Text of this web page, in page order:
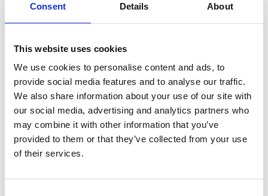
Consent Details About
This website uses cookies
We use cookies to personalise content and ads, to
provide social media features and to analyse our traffic.
We also share information about your use of our site with
our social media, advertising and analytics partners who
may combine it with other information that you’ve
provided to them or that they’ve collected from your use
of their services.
denen das System die Registrierung und Zuweisung
der Nachrichten je nach Priorität automatisiert. Die
emotionalen Ton jeder Nachricht (Hinweis, Ärger...)
wird in einem sehr übersichtlichen und intuitiven
Dashboard dargestellt, wobei Alarme ausgelöst
werden, wenn die Reaktionszeit die festgelegten
Werte überschreitet.
Mitarbeiterzufriedenheit
Ein weiterer Vorteil der Digitalisierung der